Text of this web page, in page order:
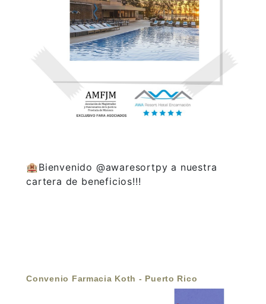
🏨Bienvenido @awaresortpy a nuestra
cartera de beneficios!!!
Convenio Farmacia Koth - Puerto Rico